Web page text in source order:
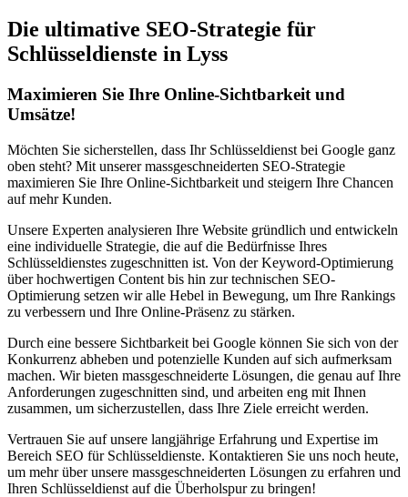
Die ultimative SEO-Strategie für
Schlüsseldienste in Lyss
Maximieren Sie Ihre Online-Sichtbarkeit und
Umsätze!
Möchten Sie sicherstellen, dass Ihr Schlüsseldienst bei Google ganz
oben steht? Mit unserer massgeschneiderten SEO-Strategie
maximieren Sie Ihre Online-Sichtbarkeit und steigern Ihre Chancen
auf mehr Kunden.
Unsere Experten analysieren Ihre Website gründlich und entwickeln
eine individuelle Strategie, die auf die Bedürfnisse Ihres
Schlüsseldienstes zugeschnitten ist. Von der Keyword-Optimierung
über hochwertigen Content bis hin zur technischen SEO-
Optimierung setzen wir alle Hebel in Bewegung, um Ihre Rankings
zu verbessern und Ihre Online-Präsenz zu stärken.
Durch eine bessere Sichtbarkeit bei Google können Sie sich von der
Konkurrenz abheben und potenzielle Kunden auf sich aufmerksam
machen. Wir bieten massgeschneiderte Lösungen, die genau auf Ihre
Anforderungen zugeschnitten sind, und arbeiten eng mit Ihnen
zusammen, um sicherzustellen, dass Ihre Ziele erreicht werden.
Vertrauen Sie auf unsere langjährige Erfahrung und Expertise im
Bereich SEO für Schlüsseldienste. Kontaktieren Sie uns noch heute,
um mehr über unsere massgeschneiderten Lösungen zu erfahren und
Ihren Schlüsseldienst auf die Überholspur zu bringen!